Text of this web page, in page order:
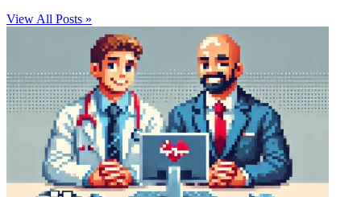
View All Posts »